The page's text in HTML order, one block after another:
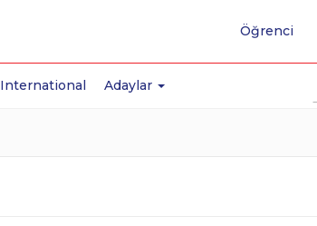
International Adaylar
Öğrenci